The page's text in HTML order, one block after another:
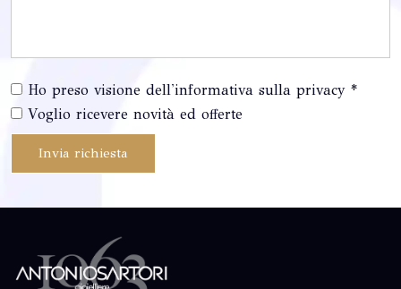
Ho preso visione dell'informativa sulla privacy *
Voglio ricevere novità ed offerte
Invia richiesta